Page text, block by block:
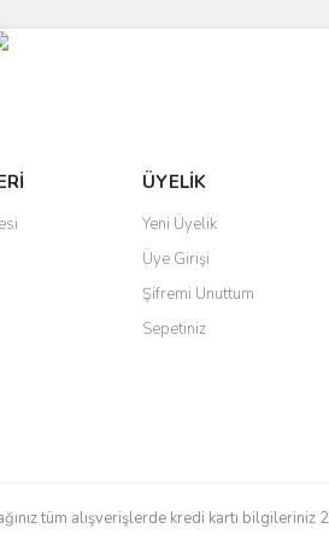
ÜYELİK
Yeni Üyelik
Üye Girişi
Şifremi Unuttum
Sepetiniz
tüm alışverişlerde kredi kartı